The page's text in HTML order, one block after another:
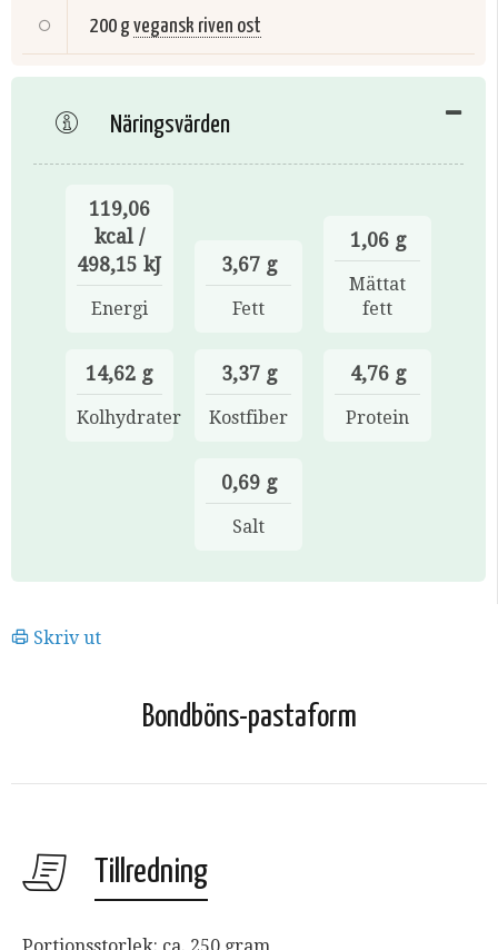
200 gvegansk riven ost
Näringsvärden
119,06
kcal /
498,15 kJ
Energi
3,67 g
Fett
1,06 g
Mättat
fett
14,62 g
Kolhydrater
3,37 g
Kostfiber
4,76 g
Protein
0,69 g
Salt
Skriv ut
Bondböns-pastaform
Tillredning